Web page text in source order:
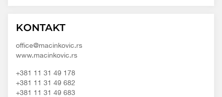
d.o.o.
content/themes/macinkovic
KONTAKT
office@macinkovic.rs
www.macinkovic.rs
+381 11 31 49 178
+381 11 31 49 682
+381 11 31 49 683